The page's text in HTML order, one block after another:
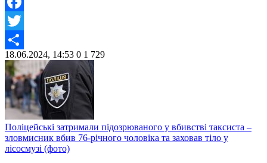
Facebook
Twitter
Share
18.06.2024, 14:53 0 1 729
Поліцейські затримали підозрюваного у вбивстві таксиста –
зловмисник вбив 76-річного чоловіка та заховав тіло у
лісосмузі (фото)